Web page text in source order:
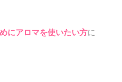
にアロマを使いたい方に